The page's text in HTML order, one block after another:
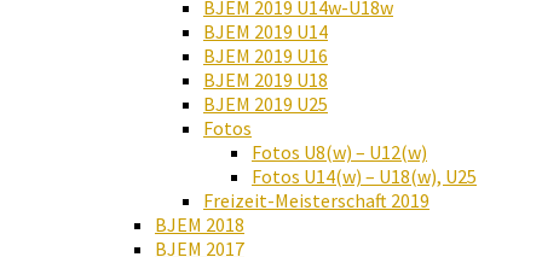
BJEM 2019 U14w-U18w
BJEM 2019 U14
BJEM 2019 U16
BJEM 2019 U18
BJEM 2019 U25
Fotos
Fotos U8(w) – U12(w)
Fotos U14(w) – U18(w), U25
Freizeit-Meisterschaft 2019
BJEM 2018
BJEM 2017